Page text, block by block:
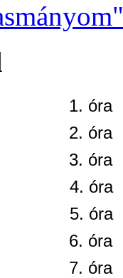
1. óra
2. óra
3. óra
4. óra
5.
6. óra
7. óra